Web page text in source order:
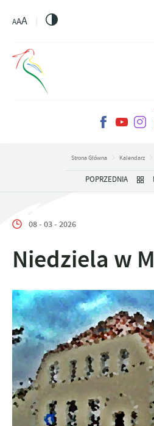
AAA
Strona Główna Kalendarz
POPRZEDNIA
08 - 03 - 2026
Niedziela w